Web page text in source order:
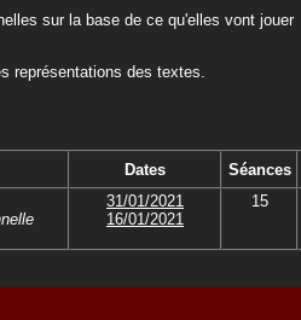
sur la base de ce qu'elles vont jouer
représentations des textes.
Dates Séances
31/01/2021
16/01/2021
15